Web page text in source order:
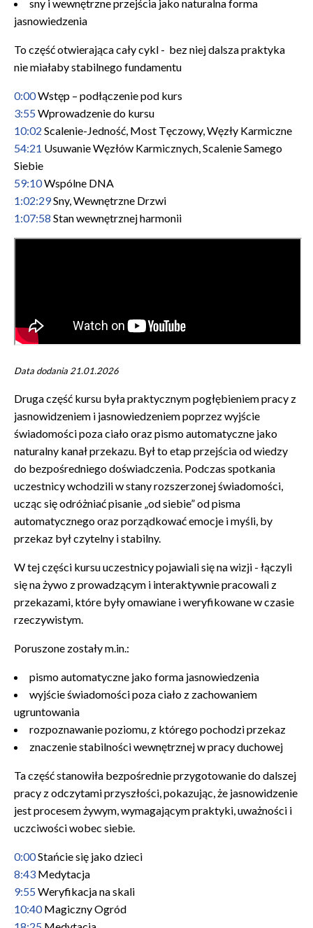
sny i wewnętrzne przejścia jako naturalna forma
jasnowiedzenia
To część otwierająca cały cykl - bez niej dalsza praktyka
nie miałaby stabilnego fundamentu
0:00Wstęp – podłączenie pod kurs
3:55 Wprowadzenie do kursu
10:02 Scalenie-Jedność, Most Tęczowy, Węzły Karmiczne
54:21 Usuwanie Węzłów Karmicznych, Scalenie Samego
Siebie
59:10Wspólne DNA
1:02:29Sny, Wewnętrzne Drzwi
1:07:58 Stan wewnętrznej harmonii
Data dodania 21.01.2026
Druga część kursu była praktycznym pogłębieniem pracy z
jasnowidzeniem i jasnowiedzeniem poprzez wyjście
świadomości poza ciało oraz pismo automatyczne jako
naturalny kanał przekazu. Był to etap przejścia od wiedzy
do bezpośredniego doświadczenia. Podczas spotkania
uczestnicy wchodzili w stany rozszerzonej świadomości,
ucząc się odróżniać pisanie „od siebie” od pisma
automatycznego oraz porządkować emocje i myśli, by
przekaz był czytelny i stabilny.
W tej części kursu uczestnicy pojawiali się na wizji - łączyli
się na żywo z prowadzącym i interaktywnie pracowali z
przekazami, które były omawiane i weryfikowane w czasie
rzeczywistym.
Poruszone zostały m.in.:
pismo automatyczne jako forma jasnowiedzenia
wyjście świadomości poza ciało z zachowaniem
ugruntowania
rozpoznawanie poziomu, z którego pochodzi przekaz
znaczenie stabilności wewnętrznej w pracy duchowej
Ta część stanowiła bezpośrednie przygotowanie do dalszej
pracy z odczytami przyszłości, pokazując, że jasnowidzenie
jest procesem żywym, wymagającym praktyki, uważności i
uczciwości wobec siebie.
0:00Stańcie się jako dzieci
8:43 Medytacja
9:55 Weryfikacja na skali
10:40Magiczny Ogród